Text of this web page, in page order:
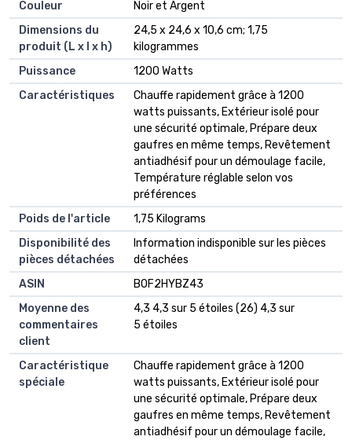
Couleur
‎Noir et Argent
Dimensions du
produit (L x l x h)
‎24,5 x 24,6 x 10,6 cm; 1,75
kilogrammes
Puissance
‎1200 Watts
Caractéristiques
‎Chauffe rapidement grâce à 1200
watts puissants, Extérieur isolé pour
une sécurité optimale, Prépare deux
gaufres en même temps, Revêtement
antiadhésif pour un démoulage facile,
Température réglable selon vos
préférences
Poids de l'article
‎1,75 Kilograms
Disponibilité des
pièces détachées
‎Information indisponible sur les pièces
détachées
ASIN
B0F2HYBZ43
Moyenne des
commentaires
client
4,3 4,3 sur 5 étoiles (26) 4,3 sur
5 étoiles
Caractéristique
spéciale
Chauffe rapidement grâce à 1200
watts puissants, Extérieur isolé pour
une sécurité optimale, Prépare deux
gaufres en même temps, Revêtement
antiadhésif pour un démoulage facile,